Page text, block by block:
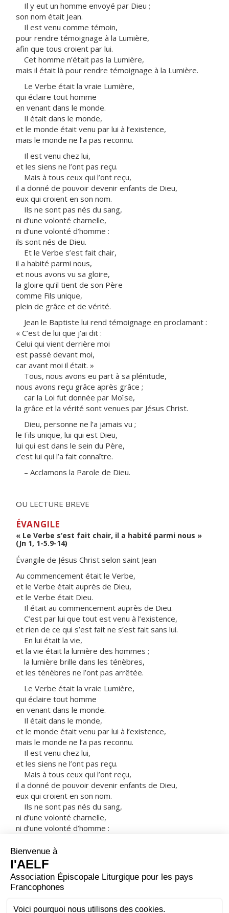
Il y eut un homme envoyé par Dieu ;
son nom était Jean.
Il est venu comme témoin,
pour rendre témoignage à la Lumière,
afin que tous croient par lui.
Cet homme n’était pas la Lumière,
mais il était là pour rendre témoignage à la Lumière.
Le Verbe était la vraie Lumière,
qui éclaire tout homme
en venant dans le monde.
Il était dans le monde,
et le monde était venu par lui à l’existence,
mais le monde ne l’a pas reconnu.
Il est venu chez lui,
et les siens ne l’ont pas reçu.
Mais à tous ceux qui l’ont reçu,
il a donné de pouvoir devenir enfants de Dieu,
eux qui croient en son nom.
Ils ne sont pas nés du sang,
ni d’une volonté charnelle,
ni d’une volonté d’homme :
ils sont nés de Dieu.
Et le Verbe s’est fait chair,
il a habité parmi nous,
et nous avons vu sa gloire,
la gloire qu’il tient de son Père
comme Fils unique,
plein de grâce et de vérité.
Jean le Baptiste lui rend témoignage en proclamant :
« C’est de lui que j’ai dit :
Celui qui vient derrière moi
est passé devant moi,
car avant moi il était. »
Tous, nous avons eu part à sa plénitude,
nous avons reçu grâce après grâce ;
car la Loi fut donnée par Moïse,
la grâce et la vérité sont venues par Jésus Christ.
Dieu, personne ne l’a jamais vu ;
le Fils unique, lui qui est Dieu,
lui qui est dans le sein du Père,
c’est lui qui l’a fait connaître.
– Acclamons la Parole de Dieu.
OU LECTURE BREVE
ÉVANGILE
« Le Verbe s’est fait chair, il a habité parmi nous »
(Jn 1, 1-5.9-14)
Évangile de Jésus Christ selon saint Jean
Au commencement était le Verbe,
et le Verbe était auprès de Dieu,
et le Verbe était Dieu.
Il était au commencement auprès de Dieu.
C’est par lui que tout est venu à l’existence,
et rien de ce qui s’est fait ne s’est fait sans lui.
En lui était la vie,
et la vie était la lumière des hommes ;
la lumière brille dans les ténèbres,
et les ténèbres ne l’ont pas arrêtée.
Le Verbe était la vraie Lumière,
qui éclaire tout homme
en venant dans le monde.
Il était dans le monde,
et le monde était venu par lui à l’existence,
mais le monde ne l’a pas reconnu.
Il est venu chez lui,
et les siens ne l’ont pas reçu.
Mais à tous ceux qui l’ont reçu,
il a donné de pouvoir devenir enfants de Dieu,
eux qui croient en son nom.
Ils ne sont pas nés du sang,
ni d’une volonté charnelle,
ni d’une volonté d’homme :
Et le Verbe s’est fait chair,
il a habité parmi nous,
et nous avons vu sa gloire,
la gloire qu’il tient de son Père
comme Fils unique,
plein de grâce et de vérité.